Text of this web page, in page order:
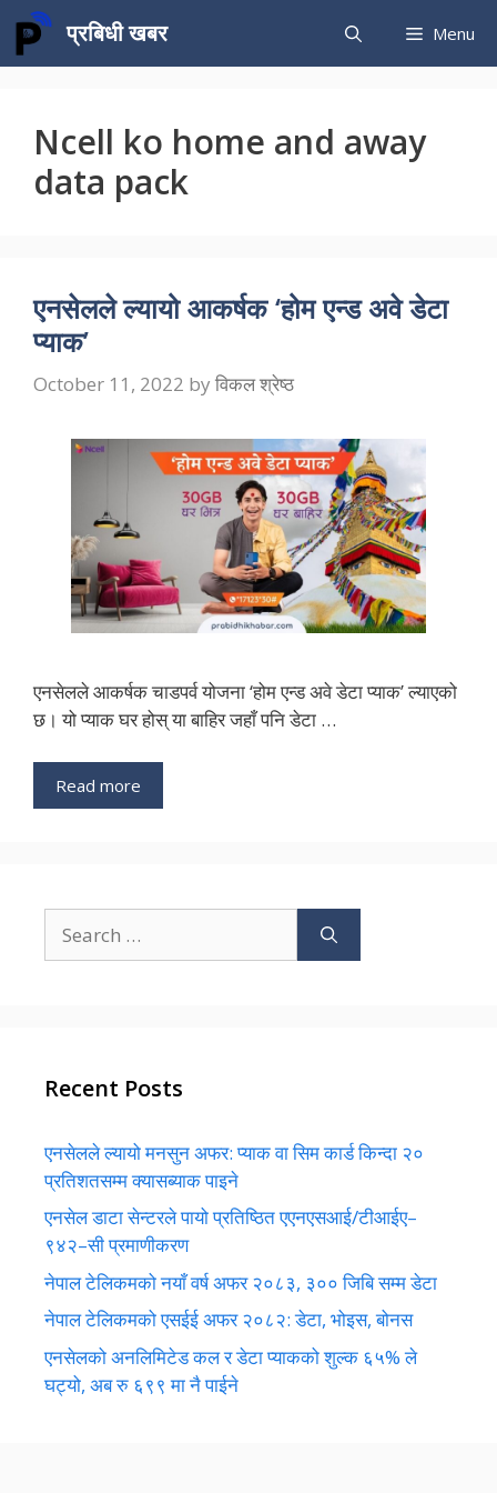
Skip
content
प्रबिधी खबर Menu
Ncell ko home and away
data pack
एनसेलले ल्यायो आकर्षक ‘होम एन्ड अवे डेटा
प्याक’
October 11, 2022 by विकल श्रेष्ठ
एनसेलले आकर्षक चाडपर्व योजना ‘होम एन्ड अवे डेटा प्याक’ ल्याएको
छ। यो प्याक घर होस् या बाहिर जहाँ पनि डेटा …
Read more
for:
Recent Posts
एनसेलले ल्यायो मनसुन अफर: प्याक वा सिम कार्ड किन्दा २०
प्रतिशतसम्म क्यासब्याक पाइने
एनसेल डाटा सेन्टरले पायो प्रतिष्ठित एएनएसआई/टीआईए–
९४२–सी प्रमाणीकरण
नेपाल टेलिकमको नयाँ वर्ष अफर २०८३, ३०० जिबि सम्म डेटा
नेपाल टेलिकमको एसईई अफर २०८२: डेटा, भोइस, बोनस
एनसेलको अनलिमिटेड कल र डेटा प्याकको शुल्क ६५% ले
घट्यो, अब रु ६९९ मा नै पाईने